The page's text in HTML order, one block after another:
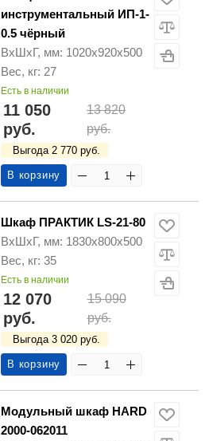
инструментальный ИП-1-
0.5 чёрный
ВхШхГ, мм: 1020х920х500
Вес, кг: 27
Есть в наличии
11 050
руб.
13 820
руб.
Выгода 2 770 руб.
В корзину
Шкаф ПРАКТИК LS-21-80
ВхШхГ, мм: 1830х800х500
Вес, кг: 35
Есть в наличии
12 070
руб.
15 090
руб.
Выгода 3 020 руб.
В корзину
Модульный шкаф HARD
2000-062011